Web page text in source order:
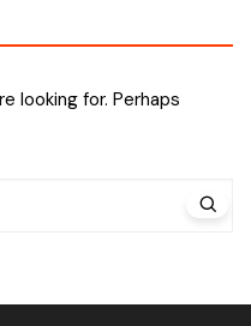
looking for. Perhaps